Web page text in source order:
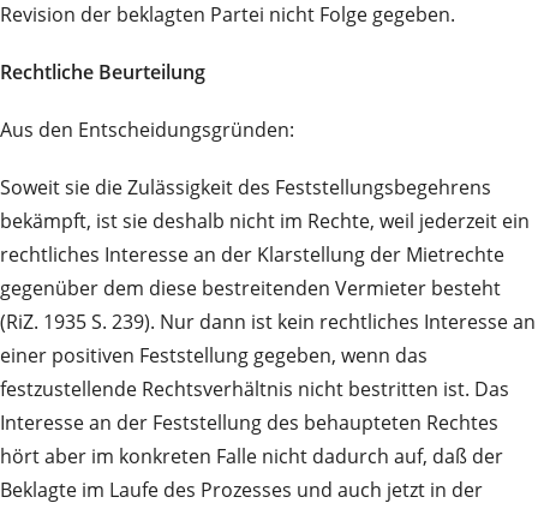
Revision der beklagten Partei nicht Folge gegeben.
Rechtliche Beurteilung
Aus den Entscheidungsgründen:
Soweit sie die Zulässigkeit des Feststellungsbegehrens
bekämpft, ist sie deshalb nicht im Rechte, weil jederzeit ein
rechtliches Interesse an der Klarstellung der Mietrechte
gegenüber dem diese bestreitenden Vermieter besteht
(RiZ. 1935 S. 239). Nur dann ist kein rechtliches Interesse an
einer positiven Feststellung gegeben, wenn das
festzustellende Rechtsverhältnis nicht bestritten ist. Das
Interesse an der Feststellung des behaupteten Rechtes
hört aber im konkreten Falle nicht dadurch auf, daß der
Beklagte im Laufe des Prozesses und auch jetzt in der